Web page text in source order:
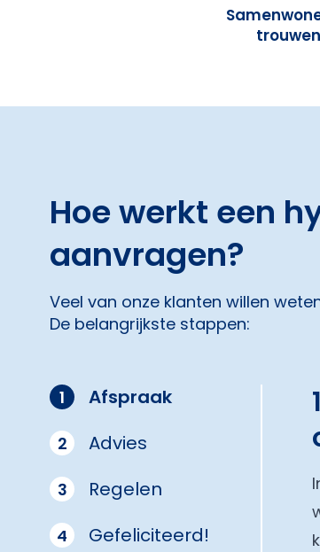
trouwen
Hoe werkt een
aanvragen?
Veel van onze klanten willen
De belangrijkste stappen:
1 Afspraak
2 Advies
3 Regelen
4 Gefeliciteerd!